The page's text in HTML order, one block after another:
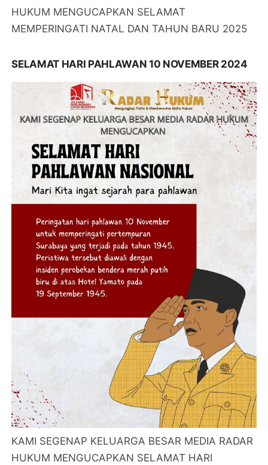
HUKUM MENGUCAPKAN SELAMAT
MEMPERINGATI NATAL DAN TAHUN BARU 2025
SELAMAT HARI PAHLAWAN 10 NOVEMBER 2024
KAMI SEGENAP KELUARGA BESAR MEDIA RADAR
HUKUM MENGUCAPKAN SELAMAT HARI